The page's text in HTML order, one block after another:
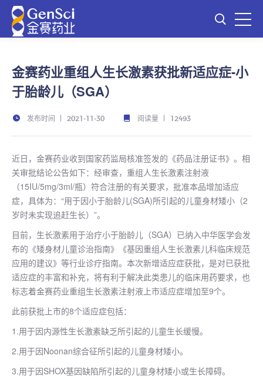
金赛药业重组人生长激素获批新适应症-小
于胎龄儿（SGA）
发布时间 2021-11-30 阅读量 12493
近日，金赛药业收到国家药监局核准签发的《药品注册证书》。相
关审批结论公告如下：经审查，重组人生长激素注射液
（15IU/5mg/3ml/瓶）符合注册的有关要求，批准本品增加适应
症，具体为：“用于因小于胎龄儿(SGA)所引起的儿童身材矮小（2
岁时未实现追赶生长）”。
目前，生长激素用于治疗小于胎龄儿（SGA）已纳入中华医学会发
布的《矮身材儿童诊治指南》《基因重组人生长激素儿科临床规范
应用的建议》等行业诊疗指南。本次新增适应症获批，是对已获批
适应症的丰富和补充，将有利于解决此类患儿的临床用药要求，也
标志着金赛药业重组生长激素注射液上市适应症增加至9个。
此前获批上市的8个适应症包括：
1.用于因内源性生长激素缺乏所引起的儿童生长缓慢。
2.用于因Noonan综合征所引起的儿童身材矮小。
3.用于因SHOX基因缺陷所引起的儿童身材矮小或生长障碍。